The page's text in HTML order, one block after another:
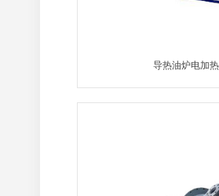
导热油炉电加
MORE